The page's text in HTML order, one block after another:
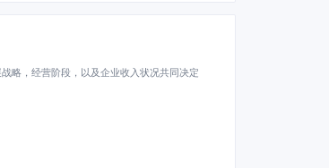
略，经营阶段，以及企业收入状况共同决定